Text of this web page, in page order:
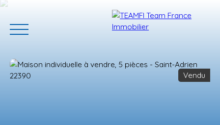
Vendu